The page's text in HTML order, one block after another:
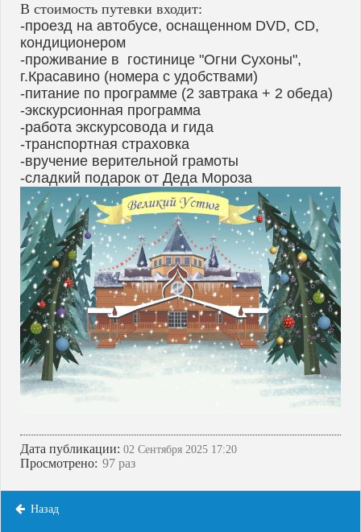
В стоимость путевки входит:
-проезд на автобусе, оснащенном DVD, CD,
кондиционером
-проживание в гостинице "Огни Сухоны",
г.Красавино (номера с удобствами)
-питание по программе (2 завтрака + 2 обеда)
-экскурсионная программа
-работа экскурсовода и гида
-транспортная страховка
-вручение верительной грамоты
-сладкий подарок от Деда Мороза
Дата публикации: 02 Сентября 2025 17:20
Просмотрено: 97 раз
Назад